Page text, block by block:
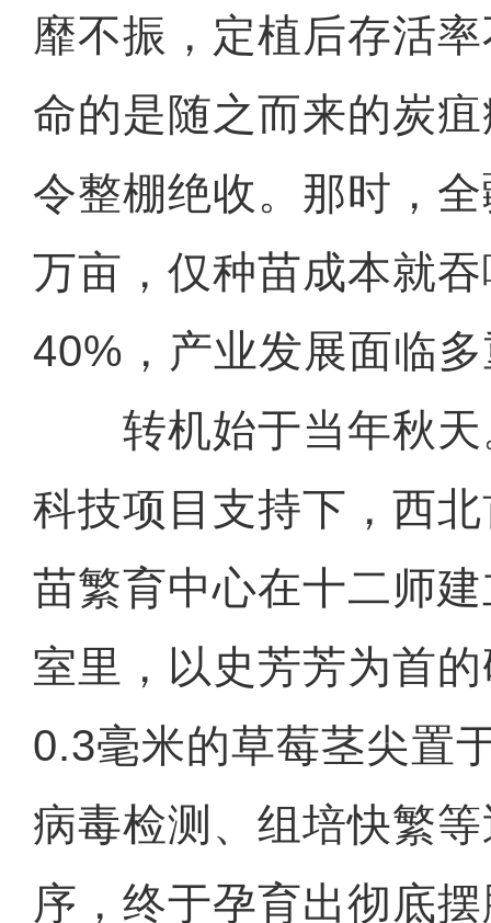
靡不振，定植后存活
命的是随之而来的炭
令整棚绝收。那时，
万亩，仅种苗成本就
40%，产业发展面临
转机始于当年秋天
科技项目支持下，西
苗繁育中心在十二师
室里，以史芳芳为首
0.3毫米的草莓茎尖置
病毒检测、组培快繁
序，终于孕育出彻底